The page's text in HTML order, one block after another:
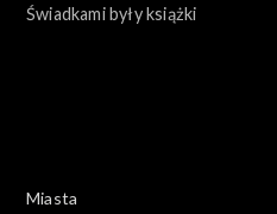
Świadkami były książki
Miasta